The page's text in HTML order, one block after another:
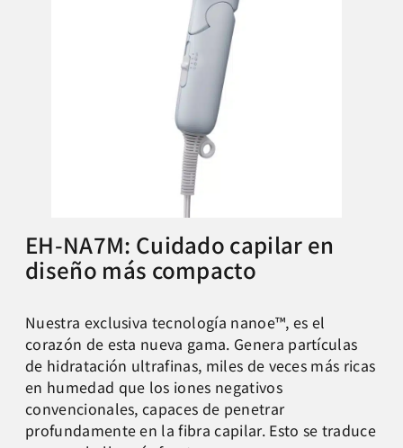
EH-NA7M: Cuidado capilar en
diseño más compacto
Nuestra exclusiva tecnología nanoe™, es el
corazón de esta nueva gama. Genera partículas
de hidratación ultrafinas, miles de veces más ricas
en humedad que los iones negativos
convencionales, capaces de penetrar
profundamente en la fibra capilar. Esto se traduce